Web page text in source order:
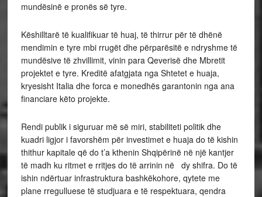
mundësinë e pronës së tyre.
Këshilltarë të kualifikuar të huaj, të thirrur për të dhënë
mendimin e tyre mbi rrugët dhe përparësitë e ndryshme të
mundësive të zhvillimit, vinin para Qeverisë dhe Mbretit
projektet e tyre. Kreditë afatgjata nga Shtetet e huaja,
kryesisht Italia dhe forca e monedhës garantonin nga ana
financiare këto projekte.
Rendi publik i siguruar më së miri, stabiliteti politik dhe
kuadri ligjor i favorshëm për investimet e huaja do të kishin
thithur kapitale që do t’a kthenin Shqipërinë në një kantjer
të madh ku ritmet e rritjes do të arrinin në dy shifra. Do të
ishin ndërtuar infrastruktura bashkëkohore, qytete me
plane rregulluese të studjuara e të respektuara, qendra